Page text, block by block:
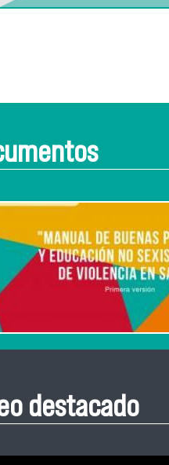
destacado